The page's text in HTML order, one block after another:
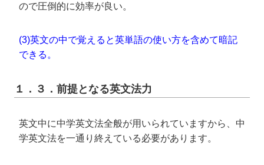
ので圧倒的に効率が良い。
(3)英文の中で覚えると英単語の使い方を含めて暗記
できる。
１．３．前提となる英文法力
英文中に中学英文法全般が用いられていますから、中
学英文法を一通り終えている必要があります。